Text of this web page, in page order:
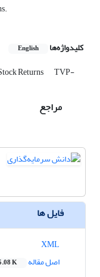
کلیدواژه‌ها English
Returns TVP-
مراجع
فایل ها
اصل مقاله
K